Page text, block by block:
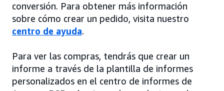
conversión. Para obtener más información
sobre cómo crear un pedido, visita nuestro
centro de ayuda.
Para ver las compras, tendrás que crear un
informe a través de la plantilla de informes
personalizados en el centro de informes de